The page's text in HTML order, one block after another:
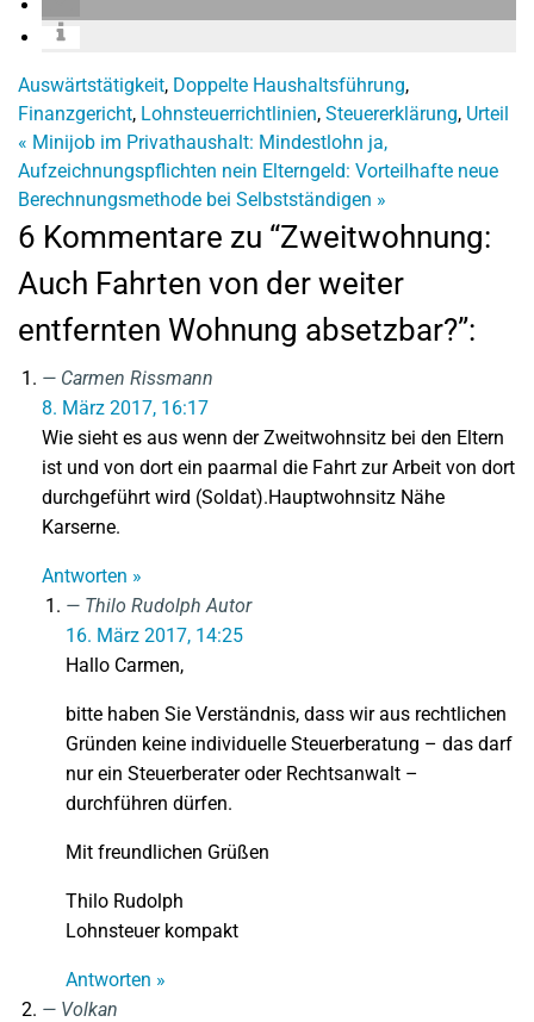
Auswärtstätigkeit, Doppelte Haushaltsführung,
Finanzgericht, Lohnsteuerrichtlinien, Steuererklärung, Urteil
« Minijob im Privathaushalt: Mindestlohn ja,
Aufzeichnungspflichten nein Elterngeld: Vorteilhafte neue
Berechnungsmethode bei Selbstständigen »
6 Kommentare zu “Zweitwohnung:
Auch Fahrten von der weiter
entfernten Wohnung absetzbar?”:
Carmen Rissmann
8. März 2017, 16:17
Wie sieht es aus wenn der Zweitwohnsitz bei den Eltern
ist und von dort ein paarmal die Fahrt zur Arbeit von dort
durchgeführt wird (Soldat).Hauptwohnsitz Nähe
Karserne.
Antworten »
Thilo RudolphAutor
16. März 2017, 14:25
Hallo Carmen,
bitte haben Sie Verständnis, dass wir aus rechtlichen
Gründen keine individuelle Steuerberatung – das darf
nur ein Steuerberater oder Rechtsanwalt –
durchführen dürfen.
Mit freundlichen Grüßen
Thilo Rudolph
Lohnsteuer kompakt
Antworten »
Volkan